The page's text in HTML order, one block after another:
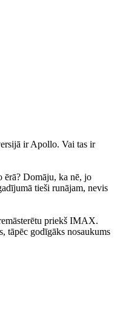
ir Apollo. Vai tas ir
ērā? Domāju, ka nē, jo
tieši runājam, nevis
priekš IMAX.
tāpēc godīgāks nosaukums